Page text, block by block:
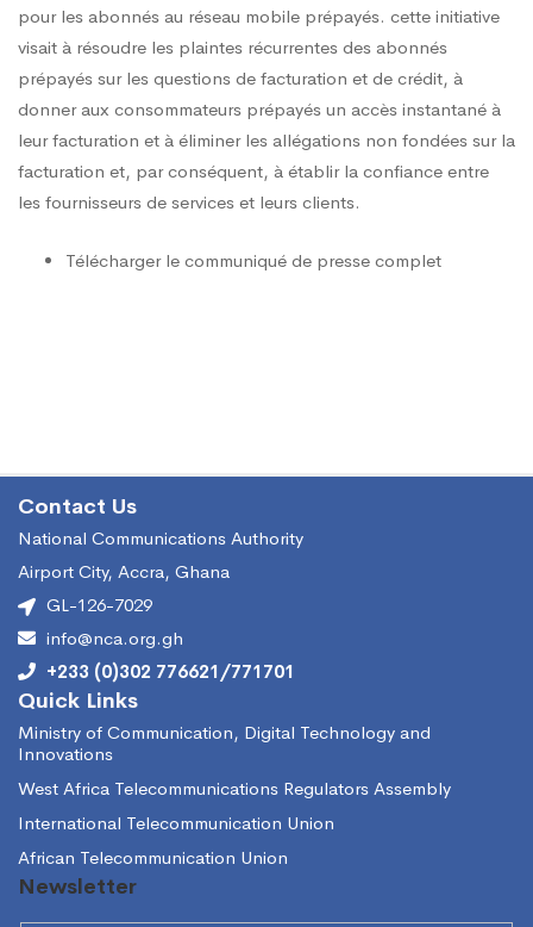
messages
de
commentaires
sur
pour les abonnés au réseau mobile prépayés. cette initiative
visait à résoudre les plaintes récurrentes des abonnés
prépayés sur les questions de facturation et de crédit, à
donner aux consommateurs prépayés un accès instantané à
leur facturation et à éliminer les allégations non fondées sur la
facturation et, par conséquent, à établir la confiance entre
les fournisseurs de services et leurs clients.
Télécharger le communiqué de presse complet
Contact Us
National Communications Authority
Airport City, Accra, Ghana
GL-126-7029
info@nca.org.gh
+233 (0)302 776621/771701
Quick Links
Ministry of Communication, Digital Technology and
Innovations
West Africa Telecommunications Regulators Assembly
International Telecommunication Union
African Telecommunication Union
Newsletter